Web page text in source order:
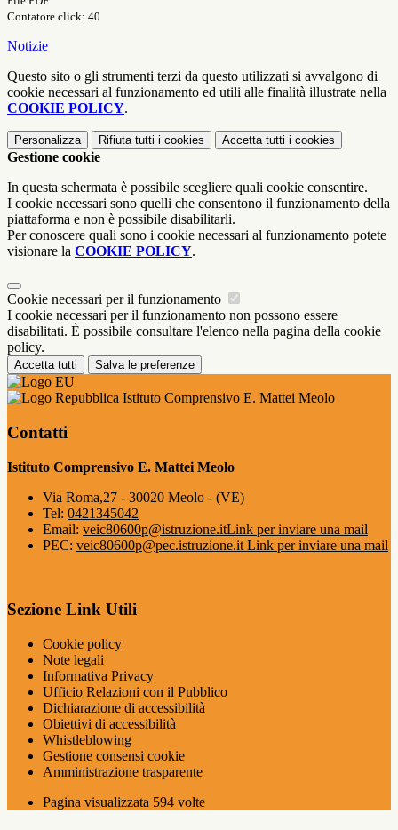
Contatore click: 40
Notizie
Questo sito o gli strumenti terzi da questo utilizzati si avvalgono di
cookie necessari al funzionamento ed utili alle finalità illustrate nella
COOKIE POLICY.
Personalizza Rifiuta tutti i cookies Accetta tutti i cookies
Gestione cookie
In questa schermata è possibile scegliere quali cookie consentire.
I cookie necessari sono quelli che consentono il funzionamento della
piattaforma e non è possibile disabilitarli.
Per conoscere quali sono i cookie necessari al funzionamento potete
visionare la COOKIE POLICY.
Cookie necessari per il funzionamento
I cookie necessari per il funzionamento non possono essere
disabilitati. È possibile consultare l'elenco nella pagina della cookie
policy.
Accetta tutti Salva le preferenze
Istituto Comprensivo E. Mattei Meolo
Contatti
Istituto Comprensivo E. Mattei Meolo
Via Roma,27 - 30020 Meolo - (VE)
Tel: 0421345042
Email: veic80600p@istruzione.itLink per inviare una mail
PEC: veic80600p@pec.istruzione.it Link per inviare una mail
Sezione Link Utili
Cookie policy
Note legali
Informativa Privacy
Ufficio Relazioni con il Pubblico
Dichiarazione di accessibilità
Obiettivi di accessibilità
Whistleblowing
Gestione consensi cookie
Amministrazione trasparente
Pagina visualizzata 594 volte